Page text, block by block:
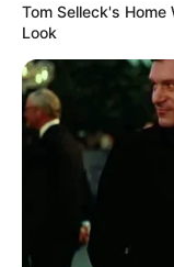
Tom Selleck's Home
Look